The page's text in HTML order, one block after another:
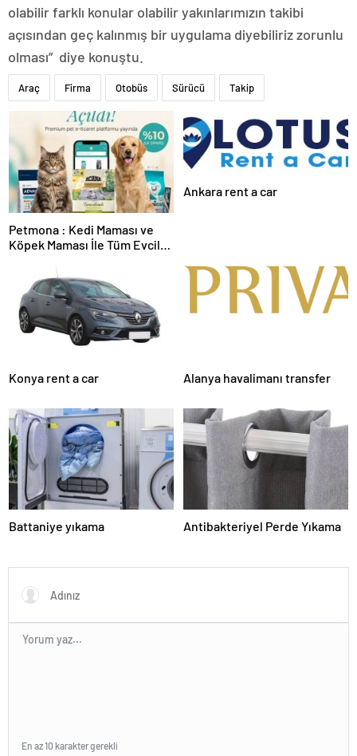
olabilir farklı konular olabilir yakınlarımızın takibi
açısından geç kalınmış bir uygulama diyebiliriz zorunlu
olması” diye konuştu.
Araç Firma Otobüs Sürücü Takip
Petmona : Kedi Maması ve
Köpek Maması İle Tüm Evcil
Ankara rent a car
Konya rent a car Alanya havalimanı transfer
Battaniye yıkama Antibakteriyel Perde Yıkama
En az 10 karakter gerekli